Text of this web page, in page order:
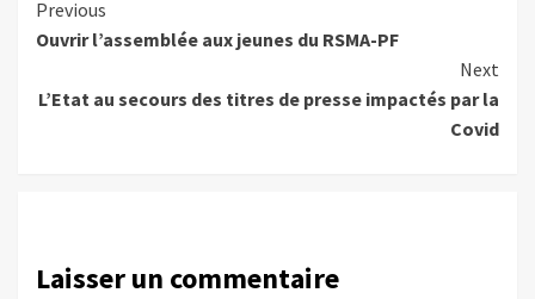
Continue
Reading
Previous
Ouvrir l’assemblée aux jeunes du RSMA-PF
Next
L’Etat au secours des titres de presse impactés par la
Covid
Laisser un commentaire